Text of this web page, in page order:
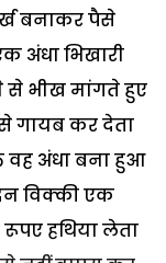
बनाकर पैसे
अंधा भिखारी
से भीख मांगते हुए
गायब कर देता
वह अंधा बना हुआ
विक्की एक
रूपए हथिया लेता